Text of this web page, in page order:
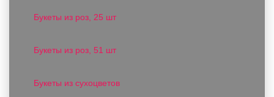
Букеты из роз, 25 шт
Букеты из роз, 51 шт
Букеты из сухоцветов